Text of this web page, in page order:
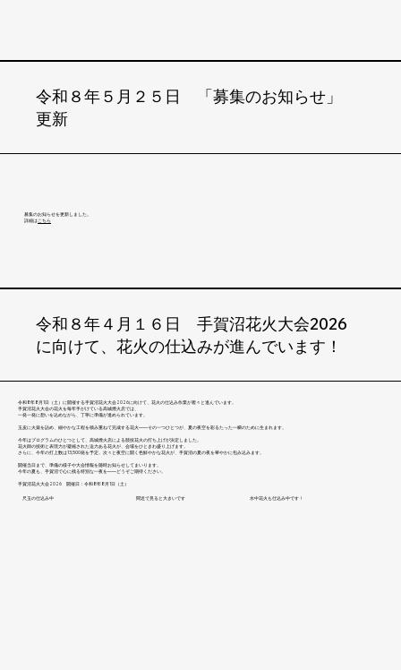
令和８年５月２５日 「募集のお知らせ」
更新
募集のお知らせを更新しました。
​詳細はこちら
令和８年４月１６日 手賀沼花火大会2026
に向けて、花火の仕込みが進んでいます！
令和8年8月1日（土）に開催する手賀沼花火大会2026に向けて、花火の仕込み作業が着々と進んでいます。
手賀沼花火大会の花火を毎年手がけている高城煙火店では、
一発一発に想いを込めながら、丁寧に準備が進められています。
玉皮に火薬を詰め、細やかな工程を積み重ねて完成する花火――その一つひとつが、夏の夜空を彩るたった一瞬のために生まれます。
今年はプログラムのひとつとして、高城煙火店による競技花火の打ち上げが決定しました。
花火師の技術と表現力が凝縮された迫力ある花火が、会場をひときわ盛り上げます。
さらに、今年の打上数は13,500発を予定。次々と夜空に開く色鮮やかな花火が、手賀沼の夏の夜を華やかに包み込みます。
開催当日まで、準備の様子や大会情報を随時お知らせしてまいります。
今年の夏も、手賀沼で心に残る特別な一夜を――どうぞご期待ください。
手賀沼花火大会2026 開催日：令和8年8月1日（土）
尺玉の仕込み中 間近で見ると大きいです 水中花火も仕込み中です！